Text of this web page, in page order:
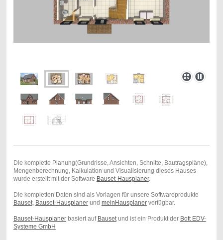
Die komplette Planung(Grundrisse, Ansichten, Schnitte, Bautragspläne),
Mengenberechnung, Kalkulation und Visualisierung dieses Hauses
wurde erstellt mit der Software Bauset-Hausplaner.
Die kompletten Daten sind als Vorlagen für unsere Softwareprodukte
Bauset, Bauset-Hausplanerund meinHausplanerverfügbar.
Bauset-Hausplanerbasiert auf Bausetund ist ein Produkt der Bott EDV-
Systeme GmbH